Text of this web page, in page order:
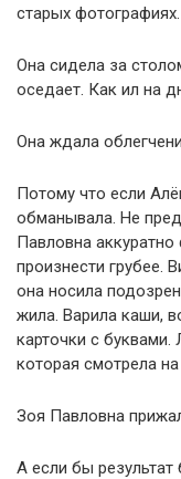
старых фотографиях.
Она сидела за
оседает. Как ил на
Она ждала
Потому что если
обманывала. Не
Павловна
произнести грубее.
она носила
жила. Варила каши,
карточки с
которая смотрела
Зоя Павловна
А если бы